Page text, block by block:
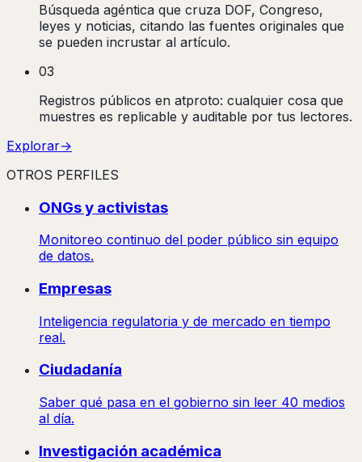
Búsqueda agéntica que cruza DOF, Congreso,
leyes y noticias, citando las fuentes originales que
se pueden incrustar al artículo.
03
Registros públicos en atproto: cualquier cosa que
muestres es replicable y auditable por tus lectores.
Explorar→
OTROS PERFILES
ONGs y activistas
Monitoreo continuo del poder público sin equipo
de datos.
Empresas
Inteligencia regulatoria y de mercado en tiempo
real.
Ciudadanía
Saber qué pasa en el gobierno sin leer 40 medios
al día.
Investigación académica